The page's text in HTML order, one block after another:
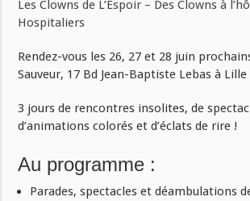
Les Clowns de L’Espoir – Des Clowns à
Hospitaliers
Rendez-vous les 26, 27 et 28 juin
Sauveur, 17 Bd Jean-Baptiste Lebas à
3 jours de rencontres insolites, de
d’animations colorés et d’éclats de rire !
Au programme :
Parades, spectacles et déambulations